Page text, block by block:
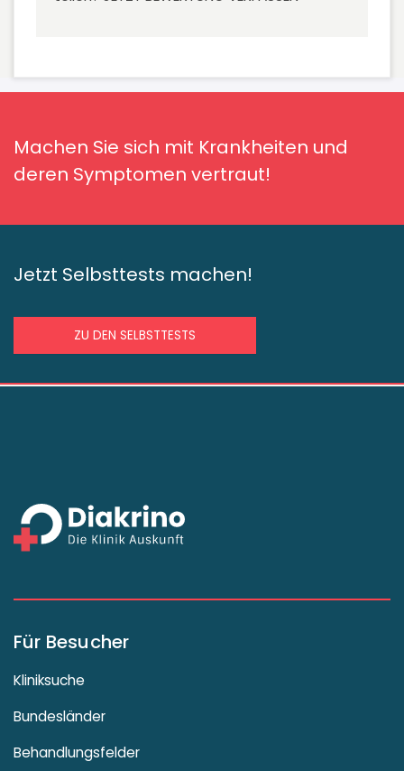
Machen Sie sich mit Krankheiten und
deren Symptomen vertraut!
Jetzt Selbsttests machen!
ZU DEN SELBSTTESTS
Für Besucher
Kliniksuche
Bundesländer
Behandlungsfelder